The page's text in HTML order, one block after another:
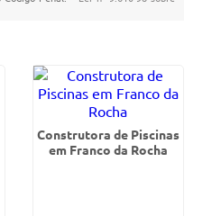
Construtora de Piscinas
em Franco da Rocha